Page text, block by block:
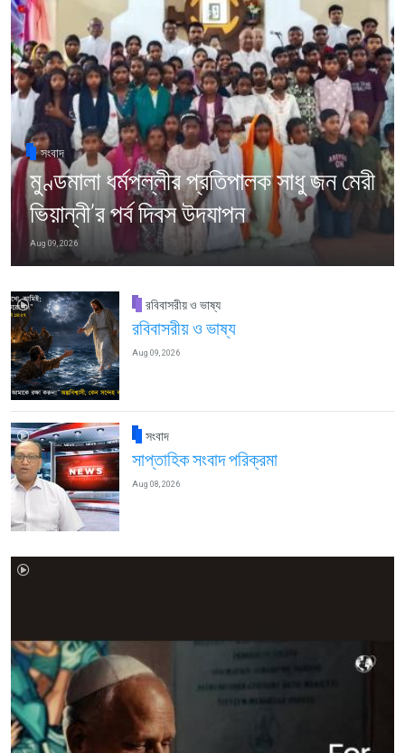
সংবাদ
মুণ্ডমালা ধর্মপল্লীর প্রতিপালক সাধু জন মেরী
ভিয়ান্নী’র পর্ব দিবস উদযাপন
Aug 09, 2026
রবিবাসরীয় ও ভাষ্য
রবিবাসরীয় ও ভাষ্য
Aug 09, 2026
সংবাদ
সাপ্তাহিক সংবাদ পরিক্রমা
Aug 08, 2026